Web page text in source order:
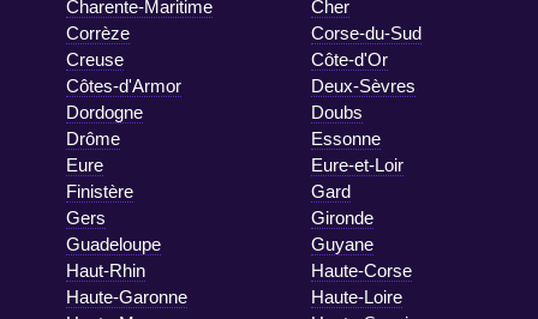
Charente-Maritime
Cher
Corrèze
Corse-du-Sud
Creuse
Côte-d'Or
Côtes-d'Armor
Deux-Sèvres
Dordogne
Doubs
Drôme
Essonne
Eure
Eure-et-Loir
Finistère
Gard
Gers
Gironde
Guadeloupe
Guyane
Haut-Rhin
Haute-Corse
Haute-Garonne
Haute-Loire